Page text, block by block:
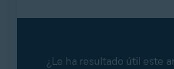
¿Le ha resultado útil este